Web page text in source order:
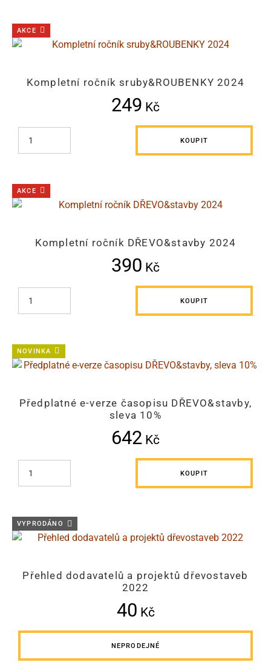
AKCE
Kompletní ročník sruby&ROUBENKY 2024
249 Kč
KOUPIT
AKCE
Kompletní ročník DŘEVO&stavby 2024
390 Kč
KOUPIT
NOVINKA
Předplatné e-verze časopisu DŘEVO&stavby,
sleva 10%
642 Kč
KOUPIT
VYPRODÁNO
Přehled dodavatelů a projektů dřevostaveb
2022
40 Kč
NEPRODEJNÉ